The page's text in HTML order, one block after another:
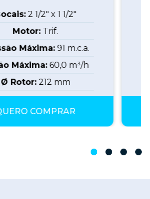
2 1/2" x 1 1/2"
Motor: Trif.
Máxima: 91 m.c.a.
Máxima: 60,0 m³/h
Ø Rotor: 212 mm
COMPRAR